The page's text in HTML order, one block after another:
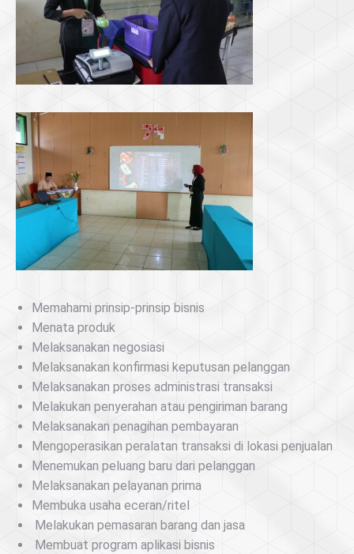
Memahami prinsip-prinsip bisnis
Menata produk
Melaksanakan negosiasi
Melaksanakan konfirmasi keputusan pelanggan
Melaksanakan proses administrasi transaksi
Melakukan penyerahan atau pengiriman barang
Melaksanakan penagihan pembayaran
Mengoperasikan peralatan transaksi di lokasi penjualan
Menemukan peluang baru dari pelanggan
Melaksanakan pelayanan prima
Membuka usaha eceran/ritel
Melakukan pemasaran barang dan jasa
Membuat program aplikasi bisnis